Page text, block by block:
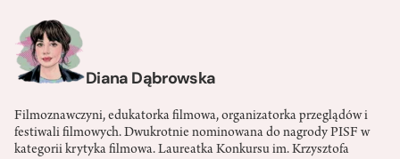
Diana Dąbrowska
Filmoznawczyni, edukatorka filmowa, organizatorka przeglądów i
festiwali filmowych. Dwukrotnie nominowana do nagrody PISF w
kategorii krytyka filmowa. Laureatka Konkursu im. Krzysztofa